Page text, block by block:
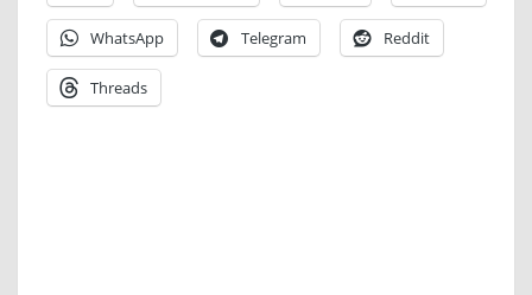
WhatsApp Telegram Reddit
Threads